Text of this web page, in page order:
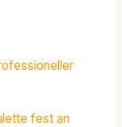
fest an